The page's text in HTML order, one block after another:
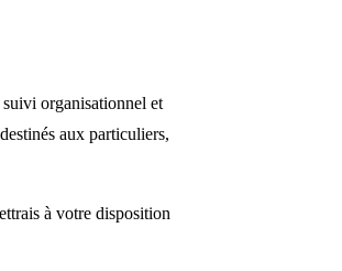
organisationnel et
aux particuliers,
à votre disposition